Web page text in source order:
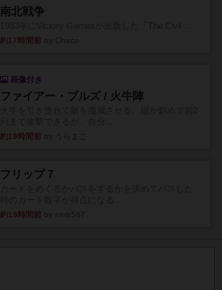
南北戦争
約17時間前
画像付き
ファイアー・ブルズ / 火牛陣
約19時間前
フリップ７
約19時間前